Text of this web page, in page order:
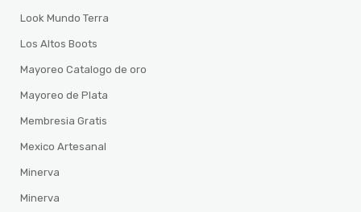
Look Mundo Terra
Los Altos Boots
Mayoreo Catalogo de oro
Mayoreo de Plata
Membresia Gratis
Mexico Artesanal
Minerva
Minerva